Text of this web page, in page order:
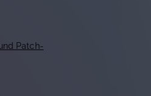
Patch-